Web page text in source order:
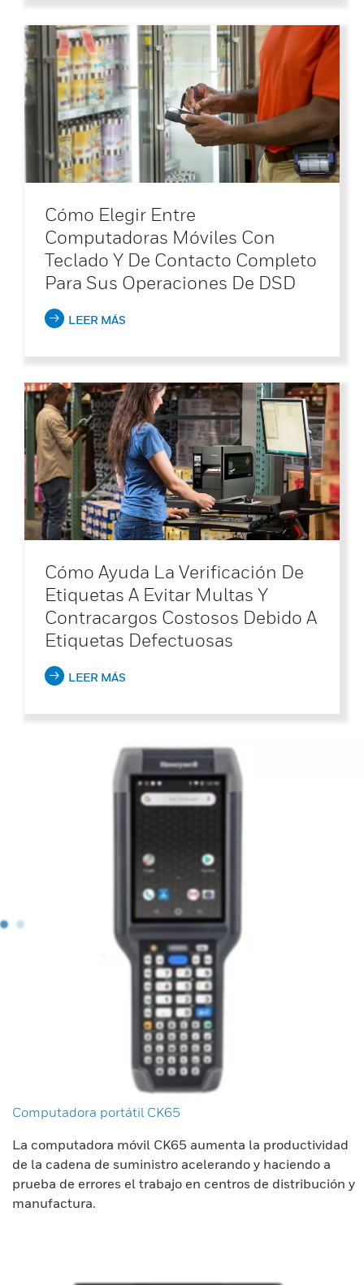
Cómo Elegir Entre
Computadoras Móviles Con
Teclado Y De Contacto Completo
Para Sus Operaciones De DSD
LEER MÁS
Cómo Ayuda La Verificación De
Etiquetas A Evitar Multas Y
Contracargos Costosos Debido A
Etiquetas Defectuosas
LEER MÁS
Computadora portátil CK65
La computadora móvil CK65 aumenta la productividad
de la cadena de suministro acelerando y haciendo a
prueba de errores el trabajo en centros de distribución y
manufactura.